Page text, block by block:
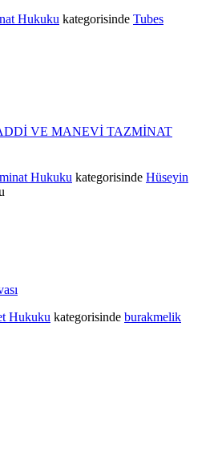
Hukuku kategorisinde Tubes
VE MANEVİ TAZMİNAT
Hukuku kategorisinde Hüseyin
Hukuku kategorisinde burakmelik